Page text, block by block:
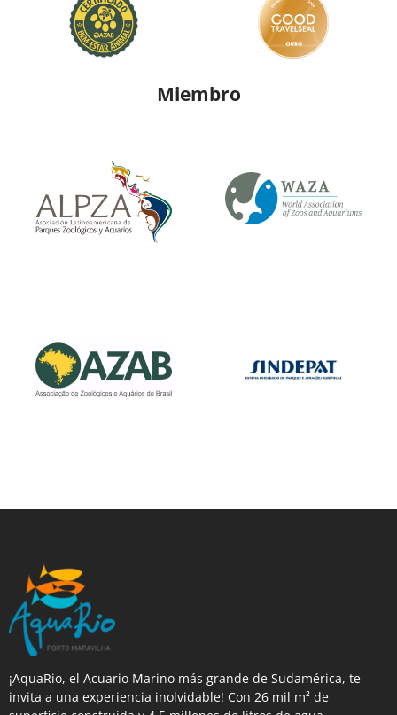
Miembro
¡AquaRio, el Acuario Marino más grande de Sudamérica, te
invita a una experiencia inolvidable! Con 26 mil m² de